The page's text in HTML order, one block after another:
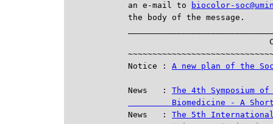
an e-mail to
biocolor-
the body of the message.
Notice : A new plan of the
News   : The 4th
Biomedicine - A
News   : The 5th